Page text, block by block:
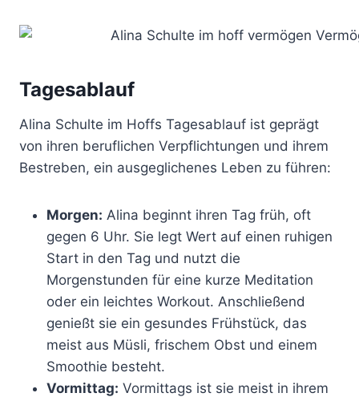
Tagesablauf
Alina Schulte im Hoffs Tagesablauf ist geprägt
von ihren beruflichen Verpflichtungen und ihrem
Bestreben, ein ausgeglichenes Leben zu führen:
Morgen: Alina beginnt ihren Tag früh, oft
gegen 6 Uhr. Sie legt Wert auf einen ruhigen
Start in den Tag und nutzt die
Morgenstunden für eine kurze Meditation
oder ein leichtes Workout. Anschließend
genießt sie ein gesundes Frühstück, das
meist aus Müsli, frischem Obst und einem
Smoothie besteht.
Vormittag: Vormittags ist sie meist in ihrem